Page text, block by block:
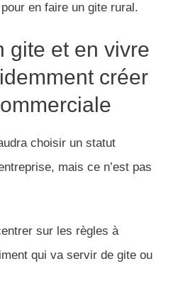
en faire un gite rural.
gite et en vivre
créer
choisir un statut
mais ce n’est pas
sur les règles à
qui va servir de gite ou